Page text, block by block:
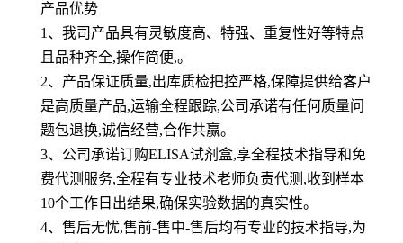
产品优势
1 、 我司产品具有灵敏度高、特强、重复性好等特点
且品种齐全,操作简便,。
2、产品保证质量,出库质检把控严格,保障提供给客户
是高质量产品,运输全程跟踪,公司承诺有任何质量问
题包退换,诚信经营,合作共赢。
3、公司承诺订购ELISA试剂盒,享全程技术指导和免
费代测服务,全程有专业技术老师负责代测,收到样本
10个工作日出结果,确保实验数据的真实性。
4、售后无忧,售前-售中-售后均有专业的技术指导,为